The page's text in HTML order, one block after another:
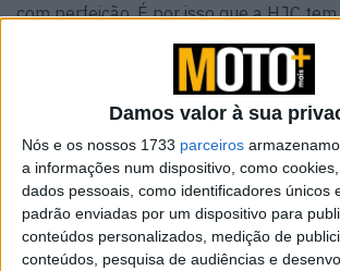
Damos valor à sua
Nós e os nossos 1733 parceiros
a informações num dispositivo, como
dados pessoais, como identificadores únicos
padrão enviadas por um dispositivo para
conteúdos personalizados, medição de
conteúdos, pesquisa de audiências e
com perfeição. É por isso que a HJC
anunciar o lançamento da réplica do
Gerloff HJC, um tributo à sua